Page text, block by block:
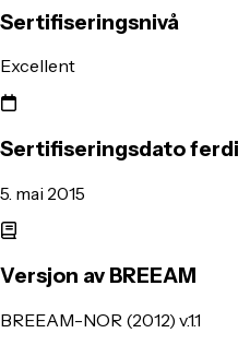
Sertifiseringsnivå
Excellent
Sertifiseringsdato
5. mai 2015
Versjon av BREEAM
BREEAM-NOR (2012) v.1.1